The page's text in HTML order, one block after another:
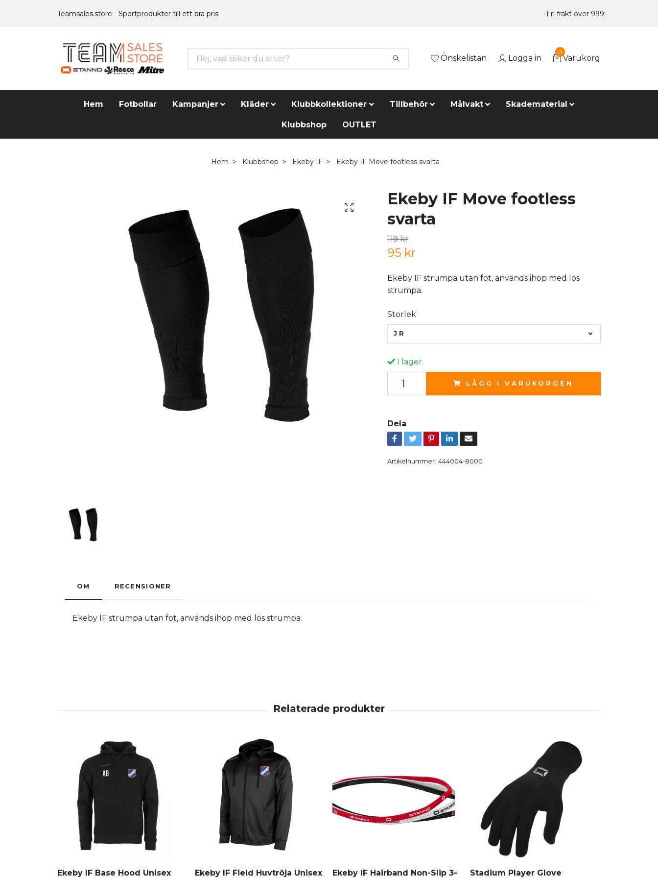
Teamsales.store - Sportprodukter till ett bra pris Fri frakt över 999:-
Önskelistan Logga in
0
Varukorg
Hem Fotbollar Kampanjer Kläder Klubbkollektioner Tillbehör Målvakt Skadematerial
Klubbshop OUTLET
Hem Klubbshop Ekeby IF Ekeby IF Move footless svarta
Ekeby IF Move footless
svarta
119 kr
95 kr
Ekeby IF strumpa utan fot, används ihop med lös
strumpa.
Storlek
JR
I lager.
LÄGG I VARUKORGEN
Dela
Artikelnummer: 444004-8000
OM RECENSIONER
Ekeby IF strumpa utan fot, används ihop med lös strumpa.
Ekeby IF Base Hood Unisex Ekeby IF Field Huvtröja Unisex
Ekeby IF Hairband Non-Slip 3-
Stadium Player Glove